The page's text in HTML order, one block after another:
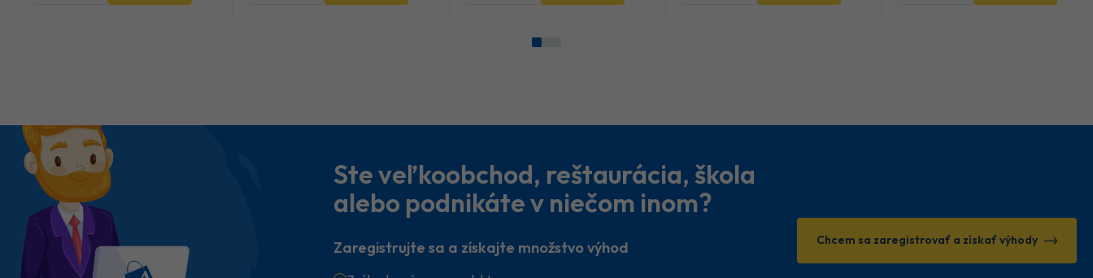
Ste veľkoobchod, reštaurácia, škola
alebo podnikáte v niečom inom?
Zaregistrujte sa a získajte množstvo výhod Chcem sa zaregistrovať a získať výhody